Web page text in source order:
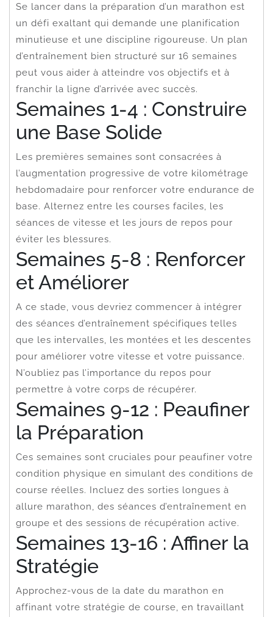
Se lancer dans la préparation d’un marathon est
un défi exaltant qui demande une planification
minutieuse et une discipline rigoureuse. Un plan
d’entraînement bien structuré sur 16 semaines
peut vous aider à atteindre vos objectifs et à
franchir la ligne d’arrivée avec succès.
Semaines 1-4 : Construire
une Base Solide
Les premières semaines sont consacrées à
l’augmentation progressive de votre kilométrage
hebdomadaire pour renforcer votre endurance de
base. Alternez entre les courses faciles, les
séances de vitesse et les jours de repos pour
éviter les blessures.
Semaines 5-8 : Renforcer
et Améliorer
A ce stade, vous devriez commencer à intégrer
des séances d’entraînement spécifiques telles
que les intervalles, les montées et les descentes
pour améliorer votre vitesse et votre puissance.
N’oubliez pas l’importance du repos pour
permettre à votre corps de récupérer.
Semaines 9-12 : Peaufiner
la Préparation
Ces semaines sont cruciales pour peaufiner votre
condition physique en simulant des conditions de
course réelles. Incluez des sorties longues à
allure marathon, des séances d’entraînement en
groupe et des sessions de récupération active.
Semaines 13-16 : Affiner la
Stratégie
Approchez-vous de la date du marathon en
affinant votre stratégie de course, en travaillant